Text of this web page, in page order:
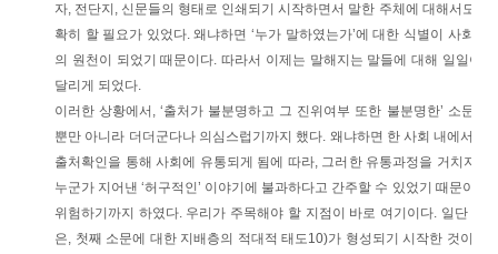
자, 전단지, 신문들의 형태로 인쇄되기 시작하면서 말한 주체에 대해서도
확히 할 필요가 있었다. 왜냐하면 ‘누가 말하였는가’에 대한 식별이 사회적
의 원천이 되었기 때문이다. 따라서 이제는 말해지는 말들에 대해 일일이 ‘
달리게 되었다.
이러한 상황에서, ‘출처가 불분명하고 그 진위여부 또한 불분명한’ 소문은
뿐만 아니라 더더군다나 의심스럽기까지 했다. 왜냐하면 한 사회 내에서 떠
출처확인을 통해 사회에 유통되게 됨에 따라, 그러한 유통과정을 거치지
누군가 지어낸 ‘허구적인’ 이야기에 불과하다고 간주할 수 있었기 때문이다
위험하기까지 하였다. 우리가 주목해야 할 지점이 바로 여기이다. 일단 여
은, 첫째 소문에 대한 지배층의 적대적 태도10)가 형성되기 시작한 것이 인